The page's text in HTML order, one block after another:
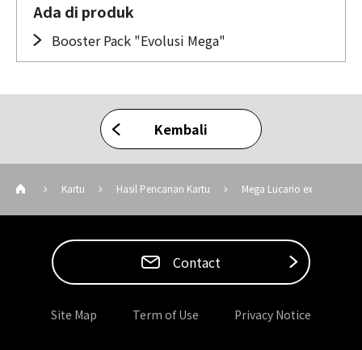
Ada di produk
Booster Pack "Evolusi Mega"
Kembali
Kartu Hasil Pencarian Kartu Mega Lucario ex
Contact
Site Map Term of Use Privacy Notice